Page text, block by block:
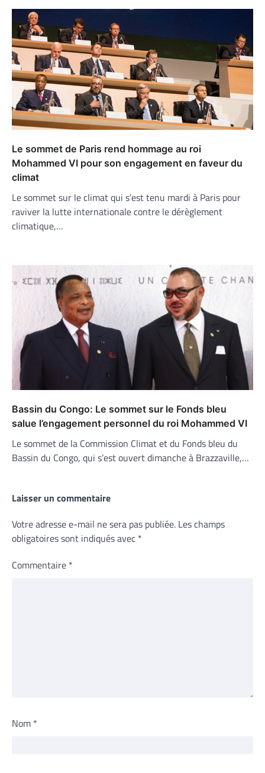
Le sommet de Paris rend hommage au roi
Mohammed VI pour son engagement en faveur du
climat
Le sommet sur le climat qui s’est tenu mardi à Paris pour
raviver la lutte internationale contre le dérèglement
climatique,…
Bassin du Congo: Le sommet sur le Fonds bleu
salue l’engagement personnel du roi Mohammed VI
Le sommet de la Commission Climat et du Fonds bleu du
Bassin du Congo, qui s’est ouvert dimanche à Brazzaville,…
Laisser un commentaire
Votre adresse e-mail ne sera pas publiée. Les champs
obligatoires sont indiqués avec *
Commentaire *
Nom *